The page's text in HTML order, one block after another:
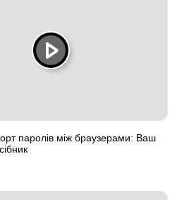
паролів між браузерами: Ваш